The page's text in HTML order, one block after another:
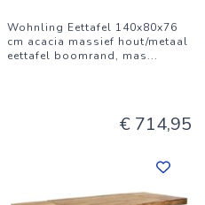
Wohnling Eettafel 140x80x76
cm acacia massief hout/metaal
eettafel boomrand, mas...
€ 714,95